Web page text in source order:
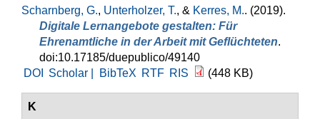
Scharnberg, G., Unterholzer, T., & Kerres, M.. (2019).
Digitale Lernangebote gestalten: Für
Ehrenamtliche in der Arbeit mit Geflüchteten.
doi:10.17185/duepublico/49140
DOI
Scholar | BibTeX RTF RIS (448 KB)
K